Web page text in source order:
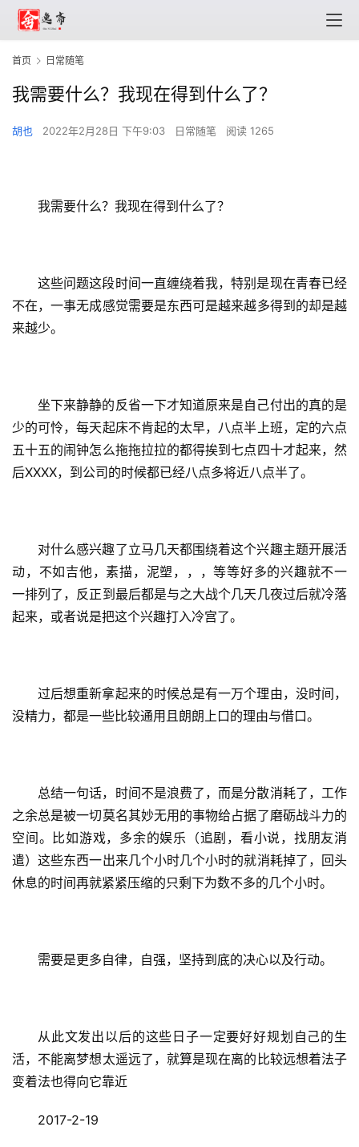
首页 日常随笔
我需要什么？我现在得到什么了？
胡也 2022年2月28日 下午9:03 日常随笔 阅读 1265
我需要什么？我现在得到什么了？
这些问题这段时间一直缠绕着我，特别是现在青春已经
不在，一事无成感觉需要是东西可是越来越多得到的却是越
来越少。
坐下来静静的反省一下才知道原来是自己付出的真的是
少的可怜，每天起床不肯起的太早，八点半上班，定的六点
五十五的闹钟怎么拖拖拉拉的都得挨到七点四十才起来，然
后XXXX，到公司的时候都已经八点多将近八点半了。
对什么感兴趣了立马几天都围绕着这个兴趣主题开展活
动，不如吉他，素描，泥塑，，，等等好多的兴趣就不一
一排列了，反正到最后都是与之大战个几天几夜过后就冷落
起来，或者说是把这个兴趣打入冷宫了。
过后想重新拿起来的时候总是有一万个理由，没时间，
没精力，都是一些比较通用且朗朗上口的理由与借口。
总结一句话，时间不是浪费了，而是分散消耗了，工作
之余总是被一切莫名其妙无用的事物给占据了磨砺战斗力的
空间。比如游戏，多余的娱乐（追剧，看小说，找朋友消
遣）这些东西一出来几个小时几个小时的就消耗掉了，回头
休息的时间再就紧紧压缩的只剩下为数不多的几个小时。
需要是更多自律，自强，坚持到底的决心以及行动。
从此文发出以后的这些日子一定要好好规划自己的生
活，不能离梦想太遥远了，就算是现在离的比较远想着法子
变着法也得向它靠近
2017-2-19